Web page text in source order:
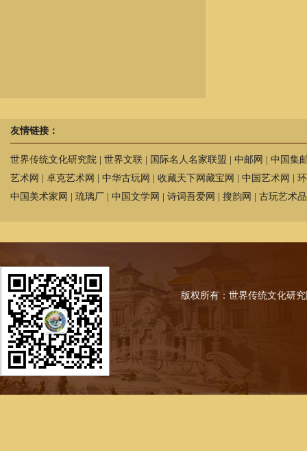
友情链接：
世界传统文化研究院 世界文联 国际名人名家联盟 中邮网
中国集
艺术网
卓克艺术网 中华古玩网 收藏天下网藏宝网 中国艺术网
中国美术家网
琉璃厂 中国文学网 诗词吾爱网 搜韵网 古玩艺术
版权所有：世界传统文化研